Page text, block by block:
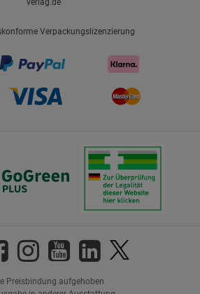
Verpackungslizenzierung
Preisbindung aufgehoben